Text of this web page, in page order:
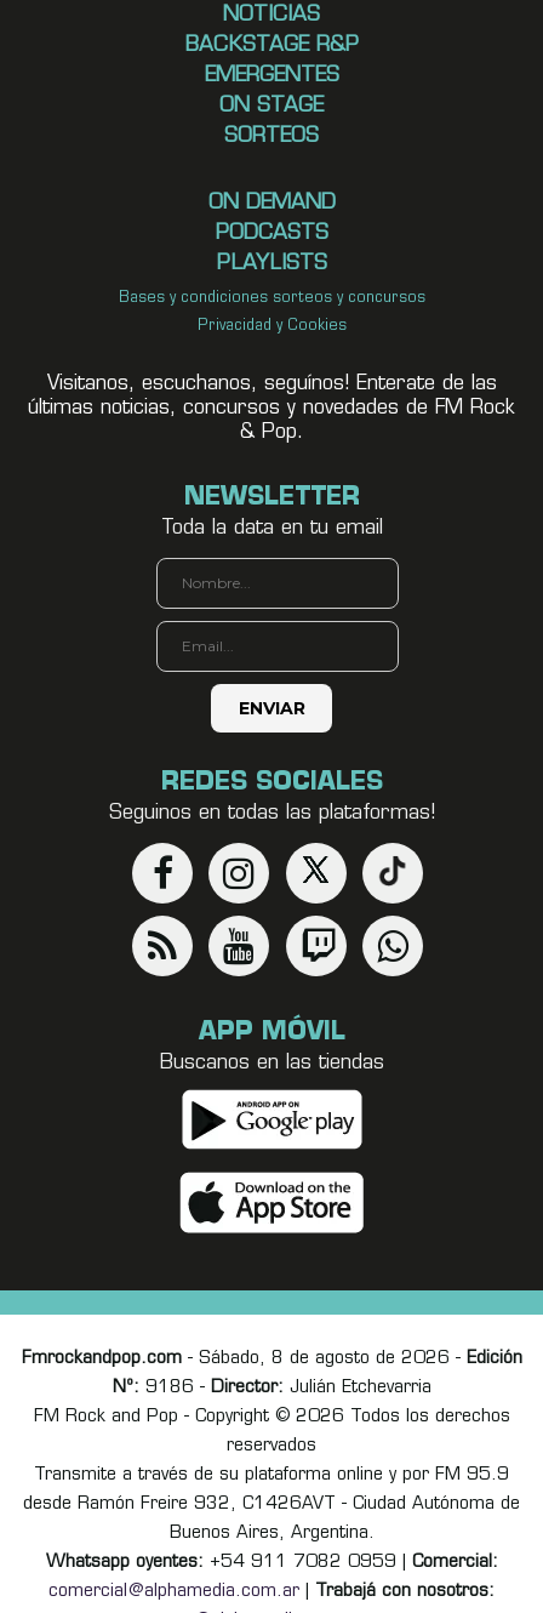
NOTICIAS
BACKSTAGE R&P
EMERGENTES
ON STAGE
SORTEOS
ON DEMAND
PODCASTS
PLAYLISTS
Bases y condiciones sorteos y concursos
Privacidad y Cookies
Visitanos, escuchanos, seguínos! Enterate de las
últimas noticias, concursos y novedades de FM Rock
& Pop.
NEWSLETTER
Toda la data en tu email
REDES SOCIALES
Seguinos en todas las plataformas!
APP MÓVIL
Buscanos en las tiendas
Fmrockandpop.com- Sábado, 8 de agosto de 2026 - Edición
Nº: 9186 - Director: Julián Etchevarria
FM Rock and Pop - Copyright © 2026 Todos los derechos
reservados
Transmite a través de su plataforma online y por FM 95.9
desde Ramón Freire 932, C1426AVT - Ciudad Autónoma de
Buenos Aires, Argentina.
Whatsapp oyentes: +54 911 7082 0959 | Comercial:
comercial@alphamedia.com.ar
Trabajá con nosotros: